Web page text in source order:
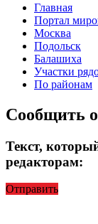
Главная
Портал
Москва
Подольск
Балашиха
Участки
По районам
Сообщить
Текст,
редакторам:
Отправить